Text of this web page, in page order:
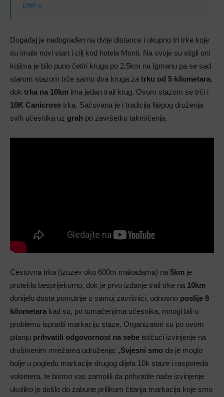
LINK-u.
Događaj je nadograđen na dvije distance i ukupno tri trke koje
su imale novi start i cilj kod hotela Monti. Na svoje su stigli oni
kojima je bilo puno četiri kruga po 2,5km na Igmanu pa se sad
starom stazom trče samo dva kruga za trku od 5 kilometara,
dok trka na 10km ima jedan trail krug. Ovom stazom se trči i
10K Canicross trka. Sačuvana je i tradicija lijepog druženja
svih učesnika uz grah po završetku takmičenja.
Cestovna trka (izuzev oko 600m makadama) na 5km je
protekla besprijekorno, dok je prvo izdanje trail trke na 10km
donijelo dosta pomutnje u samoj završnici, odnosno poslije 8
kilometara kad su, po tumačenjima učesnika, mnogi bili u
problemu ispratiti markaciju staze. Organizatori su po ovom
pitanju prihvatili odgovornost na sebe ističući izvinjenje na
društvenim mrežama udruženja: „Svjesni smo da je moglo
bolje u pogledu markacije drugog dijela 10k staze i rasporeda
volontera, te bismo vas zamolili da prihvatite naše izvinjenje
ukoliko je došlo do zabune prilikom čitanja markacija koje smo